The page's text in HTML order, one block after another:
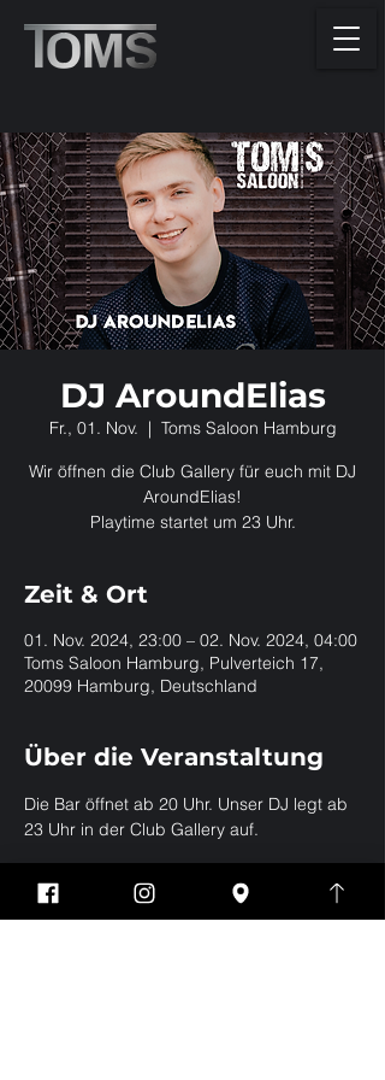
DJ AroundElias
Fr., 01. Nov.
  |
Toms Saloon Hamburg
Wir öffnen die Club Gallery für euch mit DJ
AroundElias!
Playtime startet um 23 Uhr.
Zeit & Ort
01. Nov. 2024, 23:00 – 02. Nov. 2024, 04:00
Toms Saloon Hamburg, Pulverteich 17,
20099 Hamburg, Deutschland
Über die Veranstaltung
Die Bar öffnet ab 20 Uhr. Unser DJ legt ab
23 Uhr in der Club Gallery auf.
Diese Veranstaltung